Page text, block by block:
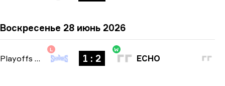
Воскресенье 28 июнь 2026
Playoffs bo3
L
1 : 2
W
ECHO